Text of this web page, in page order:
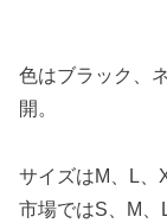
色はブラック、
開。
サイズはM、L、
市場ではS、M、